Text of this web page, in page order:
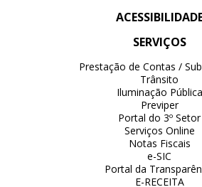
SERVIÇOS
Prestação de Contas /
Trânsito
Iluminação Pública
Previper
Portal do 3º Setor
Serviços Online
Notas Fiscais
e-SIC
Portal da
E-RECEITA